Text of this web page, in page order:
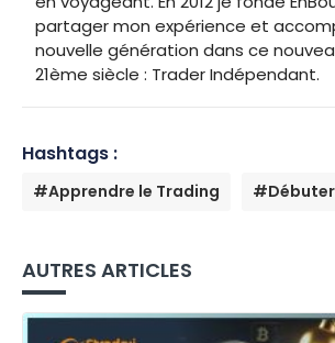
partager mon expérience et
nouvelle génération dans ce
21ème siècle : Trader Indépendant.
Hashtags :
#Apprendre le Trading
AUTRES ARTICLES